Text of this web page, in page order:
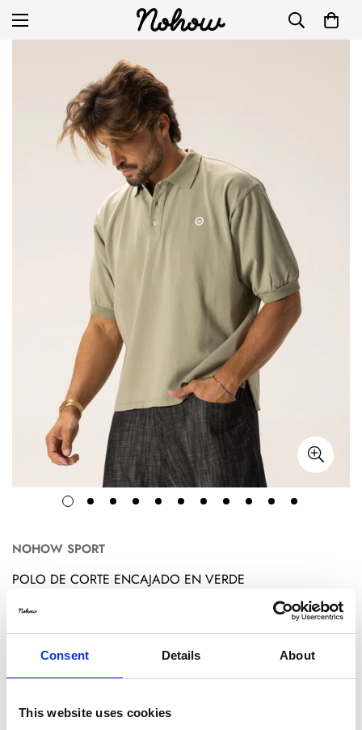
Consent Details About
This website uses cookies
NOHOW SPORT
POLO DE CORTE ENCAJADO EN VERDE
Translation
€39,00
Translation
S M L XL